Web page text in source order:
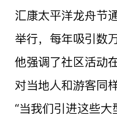
汇康太平洋龙舟节
举行，每年吸引数
他强调了社区活动
对当地人和游客同
“当我们引进这些